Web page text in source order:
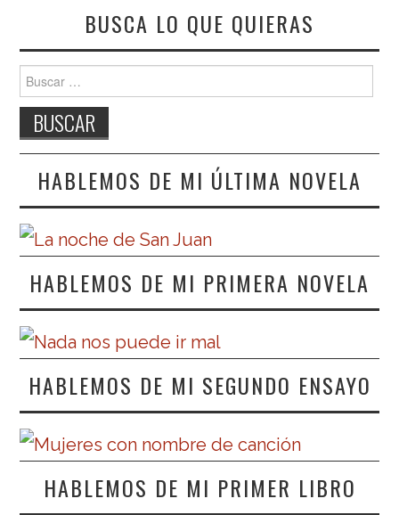
BUSCA LO QUE QUIERAS
Buscar:
HABLEMOS DE MI ÚLTIMA NOVELA
HABLEMOS DE MI PRIMERA NOVELA
HABLEMOS DE MI SEGUNDO ENSAYO
HABLEMOS DE MI PRIMER LIBRO